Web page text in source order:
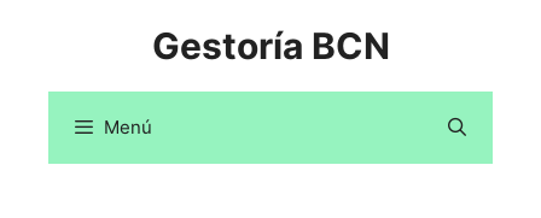
Gestoría BCN
Menú